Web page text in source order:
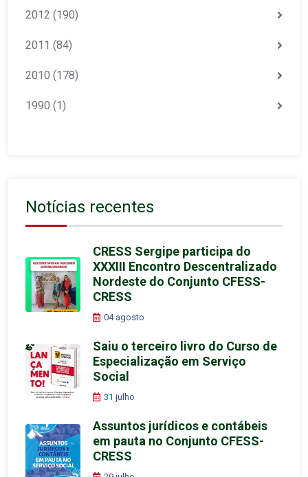
2012 (190)
2011 (84)
2010 (178)
1990 (1)
Notícias recentes
CRESS Sergipe participa do
XXXIII Encontro Descentralizado
Nordeste do Conjunto CFESS-
CRESS
04 agosto
Saiu o terceiro livro do Curso de
Especialização em Serviço
Social
31 julho
Assuntos jurídicos e contábeis
em pauta no Conjunto CFESS-
CRESS